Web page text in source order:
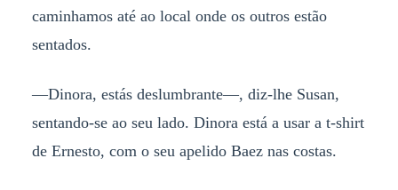
caminhamos até ao local onde os outros estão
sentados.
—Dinora, estás deslumbrante—, diz-lhe Susan,
sentando-se ao seu lado. Dinora está a usar a t-shirt
de Ernesto, com o seu apelido Baez nas costas.